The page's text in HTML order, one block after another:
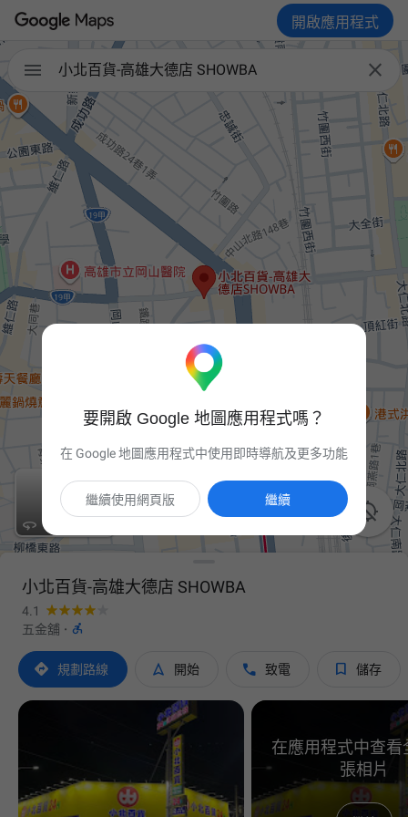
開啟應用程式
 
小北百貨-高雄大德店 SHOWBA


小北百貨-高雄大德店 SHOWBA
4.1
五金舖 · 
 規劃路線  開始  致電  儲存
在應用程式中查看
張相片
要開啟 Google 地圖應用程式嗎？
在 Google 地圖應用程式中使用即時導航及更多功能
繼續
繼續使用網頁版